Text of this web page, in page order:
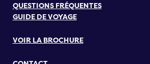
QUESTIONS FRÉQUENTES
GUIDE DE VOYAGE
VOIR LA BROCHURE